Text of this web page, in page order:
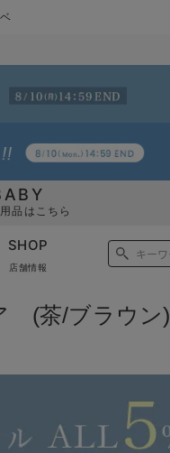
品はこちら
SHOP
店舗情報
(茶/ブラウン)